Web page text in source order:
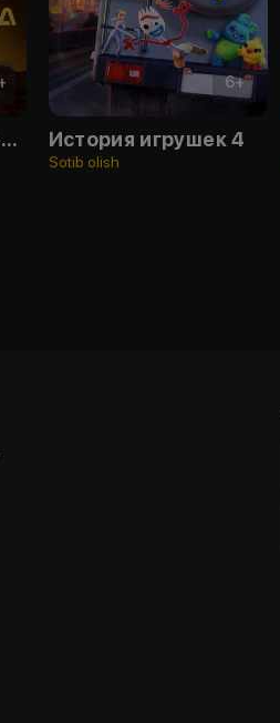
Ради всего человечества
6+
История игрушек 4
Sotib olish